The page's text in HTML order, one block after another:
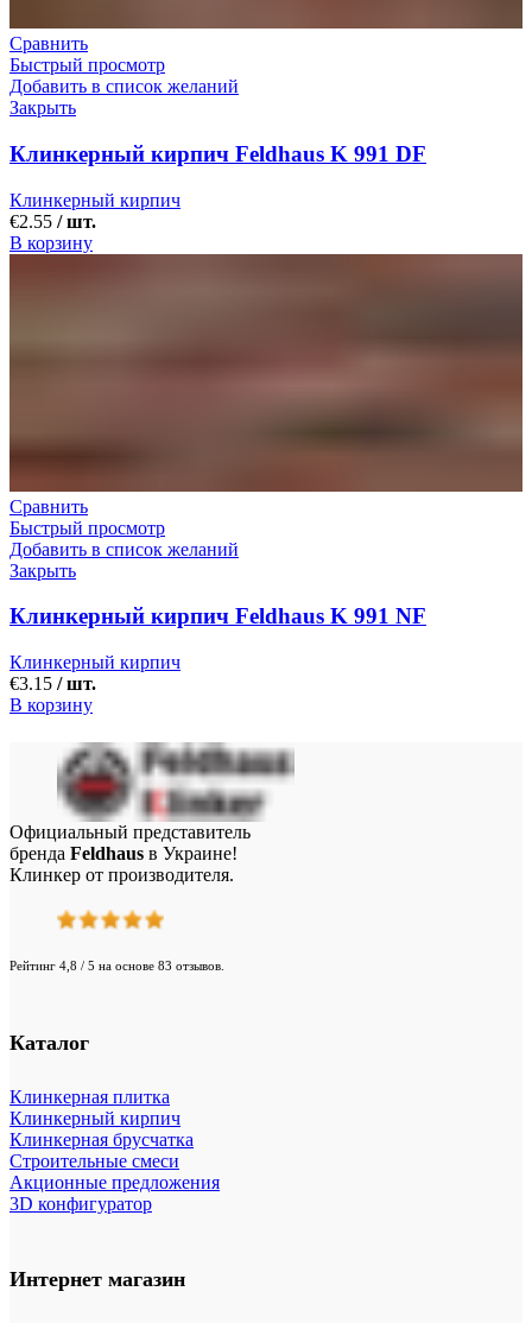
Сравнить
Быстрый просмотр
Добавить в список желаний
Закрыть
Клинкерный кирпич Feldhaus K 991 DF
Клинкерный кирпич
€2.55 / шт.
В корзину
Сравнить
Быстрый просмотр
Добавить в список желаний
Закрыть
Клинкерный кирпич Feldhaus K 991 NF
Клинкерный кирпич
€3.15 / шт.
В корзину
Официальный представитель
бренда Feldhaus в Украине!
Клинкер от производителя.
Рейтинг 4,8 / 5 на основе 83 отзывов.
Каталог
Клинкерная плитка
Клинкерный кирпич
Клинкерная брусчатка
Строительные смеси
Акционные предложения
3D конфигуратор
Интернет магазин